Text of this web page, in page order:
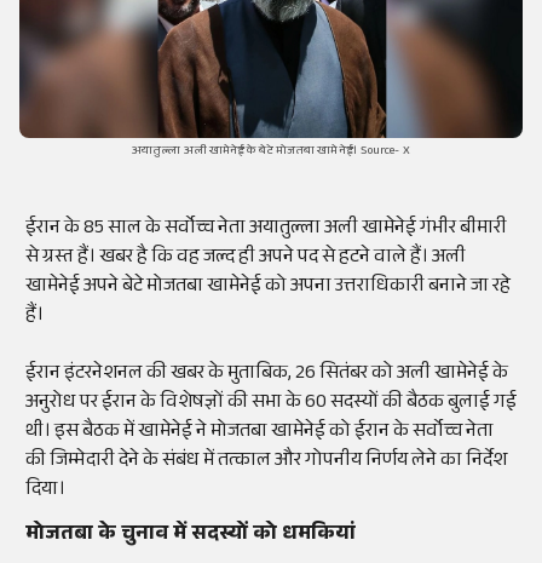
अयातुल्ला अली खामेनेई के बेटे मोजतबा खामेनेई। Source- X
ईरान के 85 साल के सर्वोच्च नेता अयातुल्ला अली खामेनेई गंभीर बीमारी
से ग्रस्त हैं। खबर है कि वह जल्द ही अपने पद से हटने वाले हैं। अली
खामेनेई अपने बेटे मोजतबा खामेनेई को अपना उत्तराधिकारी बनाने जा रहे
हैं।
ईरान इंटरनेशनल की खबर के मुताबिक, 26 सितंबर को अली खामेनेई के
अनुरोध पर ईरान के विशेषज्ञों की सभा के 60 सदस्यों की बैठक बुलाई गई
थी। इस बैठक में खामेनेई ने मोजतबा खामेनेई को ईरान के सर्वोच्च नेता
की जिम्मेदारी देने के संबंध में तत्काल और गोपनीय निर्णय लेने का निर्देश
दिया।
मोजतबा के चुनाव में सदस्यों को धमकियां